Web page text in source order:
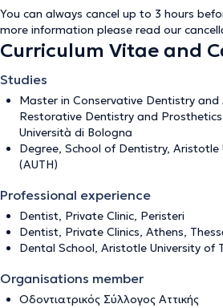
You can always cancel up to 3 hours
more information please read our
Curriculum Vitae and
Studies
Master in Conservative Dentistry
Restorative Dentistry and
Università di Bologna
Degree, School of Dentistry, Aristotle
(AUTH)
Professional experience
Dentist, Private Clinic, Peristeri
Dentist, Private Clinics, Athens,
Dental School, Aristotle University of
Organisations member
Οδοντιατρικός Σύλλογος Αττικής